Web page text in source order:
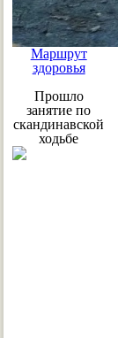
Маршрут
здоровья
Прошло
занятие по
скандинавской
ходьбе